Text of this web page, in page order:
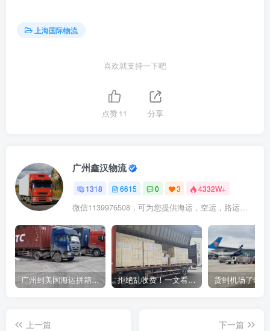
上海国际物流
喜欢就支持一下吧
点赞11 分享
广州鑫汉物流
1318 6615 0 3 4332W+
微信1139976508，可为您提供海运，空运，路运，铁路运输
广州到美国海运拼箱多少钱？2024年最新运费构成+隐藏费用避坑指南 拒绝乱收费！一文看懂中国货代计费套路，教你避开所有隐形坑
上一篇
下一篇